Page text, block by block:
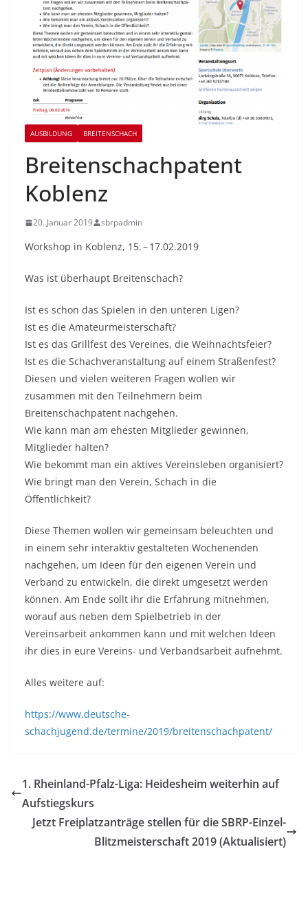
AUSBILDUNG BREITENSCHACH
Breitenschachpatent
Koblenz
20. Januar 2019 sbrpadmin
Workshop in Koblenz, 15. – 17.02.2019
Was ist überhaupt Breitenschach?
Ist es schon das Spielen in den unteren Ligen?
Ist es die Amateurmeisterschaft?
Ist es das Grillfest des Vereines, die Weihnachtsfeier?
Ist es die Schachveranstaltung auf einem Straßenfest?
Diesen und vielen weiteren Fragen wollen wir
zusammen mit den Teilnehmern beim
Breitenschachpatent nachgehen.
Wie kann man am ehesten Mitglieder gewinnen,
Mitglieder halten?
Wie bekommt man ein aktives Vereinsleben organisiert?
Wie bringt man den Verein, Schach in die
Öffentlichkeit?
Diese Themen wollen wir gemeinsam beleuchten und
in einem sehr interaktiv gestalteten Wochenenden
nachgehen, um Ideen für den eigenen Verein und
Verband zu entwickeln, die direkt umgesetzt werden
können. Am Ende sollt ihr die Erfahrung mitnehmen,
worauf aus neben dem Spielbetrieb in der
Vereinsarbeit ankommen kann und mit welchen Ideen
ihr dies in eure Vereins- und Verbandsarbeit aufnehmt.
Alles weitere auf:
https://www.deutsche-
schachjugend.de/termine/2019/breitenschachpatent/
1. Rheinland-Pfalz-Liga: Heidesheim weiterhin auf
Aufstiegskurs
Jetzt Freiplatzanträge stellen für die SBRP-Einzel-
Blitzmeisterschaft 2019 (Aktualisiert)